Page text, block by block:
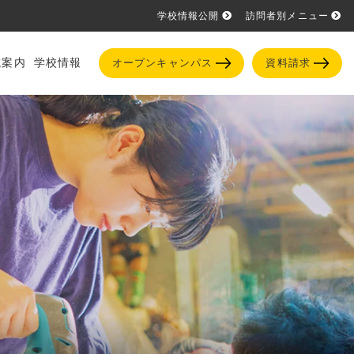
学校情報公開 訪問者別メニュー
内 学校情報 オープンキャンパス 資料請求